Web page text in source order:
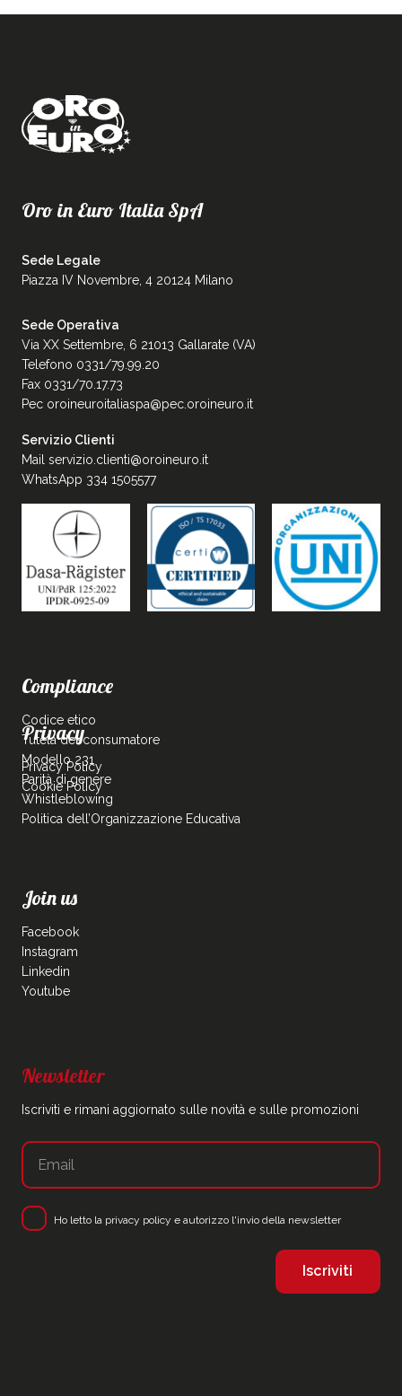
Oro in Euro Italia SpA
Sede Legale
Piazza IV Novembre, 4 20124 Milano
Sede Operativa
Via XX Settembre, 6 21013 Gallarate (VA)
Telefono 0331/79.99.20
Fax 0331/70.17.73
Pec oroineuroitaliaspa@pec.oroineuro.it
Servizio Clienti
Mail servizio.clienti@oroineuro.it
WhatsApp 334 1505577
Compliance
Codice etico
Tutela del consumatore
Modello 231
Parità di genere
Whistleblowing
Politica dell’Organizzazione Educativa
Privacy
Privacy Policy
Cookie Policy
Join us
Facebook
Instagram
Linkedin
Youtube
Newsletter
Iscriviti e rimani aggiornato sulle novità e sulle promozioni
Ho letto la privacy policy e autorizzo l'invio della newsletter